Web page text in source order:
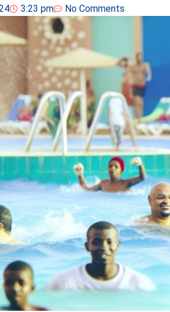
3:23 pm No Comments